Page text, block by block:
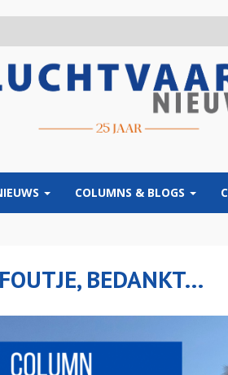
COLUMNS & BLOGS
FOUTJE, BEDANKT…